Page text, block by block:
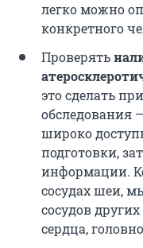
легко можно
конкретного
Проверять
это сделать
обследования
широко
подготовки,
информации.
сосудах шеи,
сосудов
сердца,